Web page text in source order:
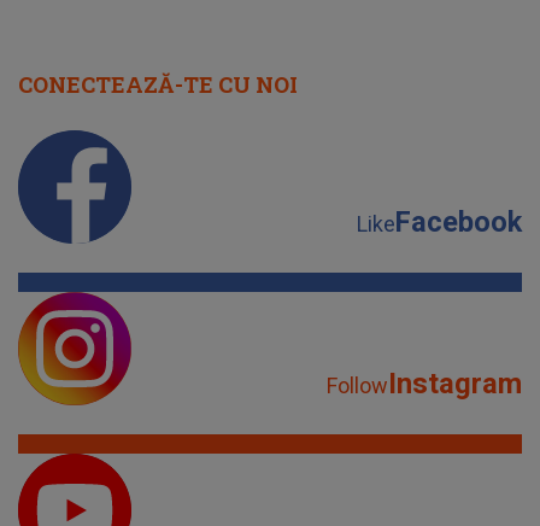
CONECTEAZĂ-TE CU NOI
LikeFacebook
FollowInstagram